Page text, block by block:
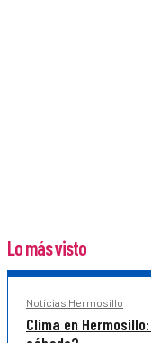
Lo más visto
Noticias Hermosillo
Clima en